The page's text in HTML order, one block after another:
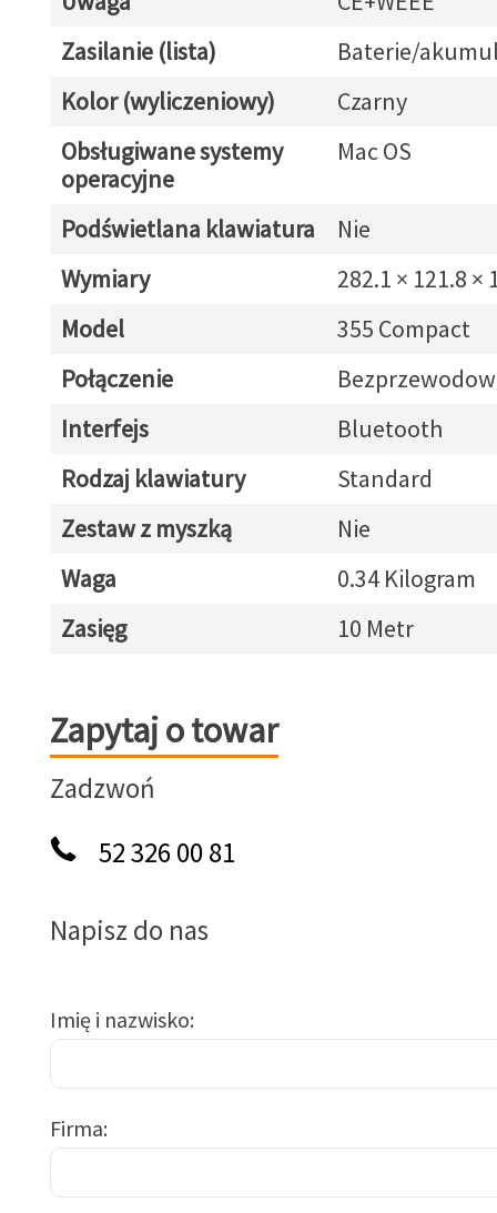
Zasilanie (lista)
Baterie/
Kolor (wyliczeniowy)
Czarny
Obsługiwane systemy
operacyjne
Mac OS
Podświetlana klawiatura
Nie
Wymiary
282.1 × 121.8 ×
Model
355 Compact
Połączenie
Interfejs
Bluetooth
Rodzaj klawiatury
Standard
Zestaw z myszką
Nie
Waga
0.34 Kilogram
Zasięg
10 Metr
Zapytaj o towar
Zapytaj o towar
Zadzwoń
52 326 00 81
Napisz do nas
Imię i nazwisko
Firma